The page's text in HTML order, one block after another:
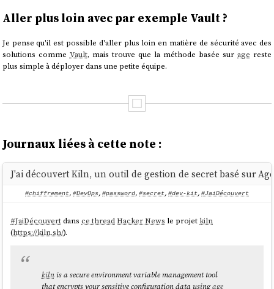
Aller plus loin avec par exemple Vault ?
Je pense qu'il est possible d'aller plus loin en matière de sécurité avec des
solutions comme Vault, mais trouve que la méthode basée surage reste
plus simple à déployer dans une petite équipe.
Journaux liées à cette note :
J'ai découvert Kiln, un outil de gestion de secret basé sur
#chiffrement, #DevOps, #password, #secret, #dev-kit, #JaiDécouvert
#JaiDécouvertdansce thread Hacker News le projet kiln
(https://kiln.sh/).
kilnis a secure environment variable management tool
that encrypts your sensitive configuration data usingage